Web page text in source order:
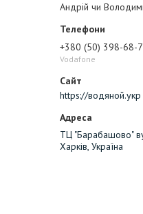
Андрій чи
+380 (50) 398-68-
Vodafone
https://водяной.укр
ТЦ "Барабашово"
Харків, Україна